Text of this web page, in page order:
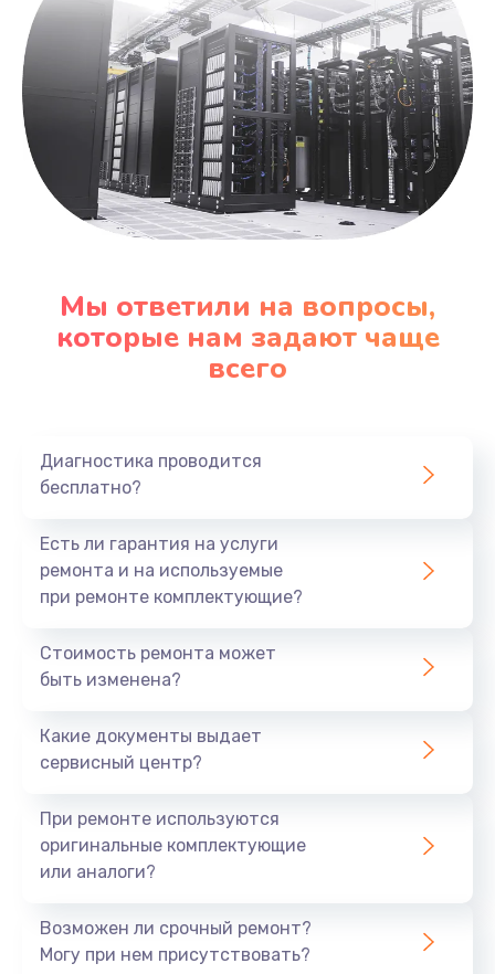
Мы ответили на вопросы,
которые нам задают чаще
всего
Диагностика проводится
бесплатно?
Есть ли гарантия на услуги
ремонта и на используемые
при ремонте комплектующие?
Стоимость ремонта может
быть изменена?
Какие документы выдает
сервисный центр?
При ремонте используются
оригинальные комплектующие
или аналоги?
Возможен ли срочный ремонт?
Могу при нем присутствовать?